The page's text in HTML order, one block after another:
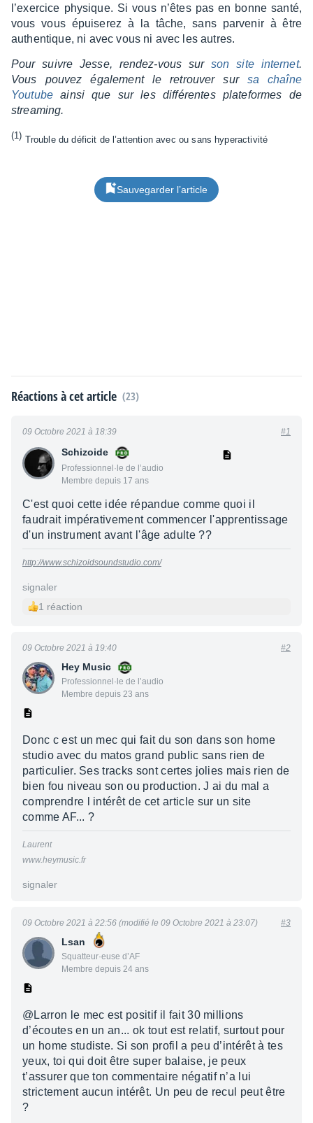
l’exer­cice physique. Si vous n’êtes pas en bonne santé,
vous vous épui­se­rez à la tâche, sans parve­nir à être
authen­tique, ni avec vous ni avec les autres.
Pour suivre Jesse, rendez-vous surson site inter­net.
Vous pouvez égale­ment le retrou­ver sur sa chaîne
Youtube ainsi que sur les diffé­rentes plate­formes de
strea­ming.
(1) Trouble du défi­cit de l’at­ten­tion avec ou sans hyper­ac­ti­vité
Sauvegarder l’article
Réactions à cet article (23)
Schizoide
Professionnel·le de l’audio
Membre depuis 17 ans
09 Octobre 2021 à 18:39 #1
C'est quoi cette idée répandue comme quoi il
faudrait impérativement commencer l'apprentissage
d'un instrument avant l'âge adulte ??
http://www.schizoidsoundstudio.com/
signaler
1 réaction
Hey Music
Professionnel·le de l’audio
Membre depuis 23 ans
09 Octobre 2021 à 19:40 #2
Donc c est un mec qui fait du son dans son home
studio avec du matos grand public sans rien de
particulier. Ses tracks sont certes jolies mais rien de
bien fou niveau son ou production. J ai du mal a
comprendre l intérêt de cet article sur un site
comme AF... ?
Laurent
www.heymusic.fr
signaler
Lsan
Squatteur·euse d’AF
Membre depuis 24 ans
09 Octobre 2021 à 22:56 (modifié le 09 Octobre 2021 à 23:07) #3
@Larron le mec est positif il fait 30 millions
d’écoutes en un an... ok tout est relatif, surtout pour
un home studiste. Si son profil a peu d’intérêt à tes
yeux, toi qui doit être super balaise, je peux
t’assurer que ton commentaire négatif n’a lui
strictement aucun intérêt. Un peu de recul peut être
?